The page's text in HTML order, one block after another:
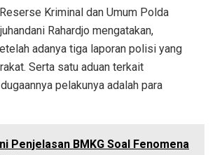
Kriminal dan Umum Polda
Rahardjo mengatakan,
adanya tiga laporan polisi yang
Serta satu aduan terkait
pelakunya adalah para
Ini Penjelasan BMKG Soal Fenomena